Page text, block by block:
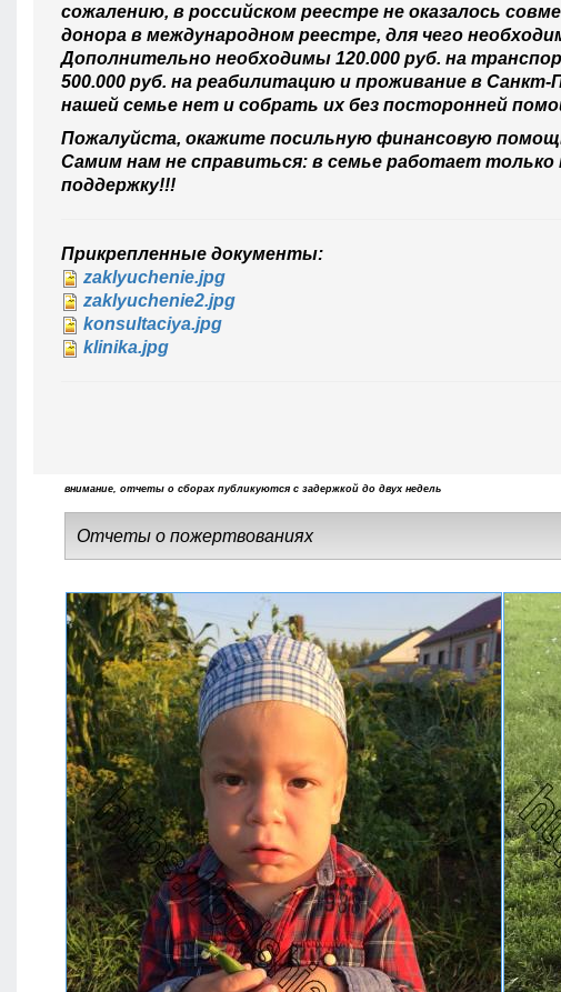
сожалению, в российском реестре не оказалось
донора в международном реестре, для чего
Дополнительно необходимы 120.000 руб. на
500.000 руб. на реабилитацию и проживание в
нашей семье нет и собрать их без посторонней
Пожалуйста, окажите посильную финансовую
Самим нам не справиться: в семье работает
поддержку!!!
Прикрепленные документы:
zaklyuchenie.jpg
zaklyuchenie2.jpg
konsultaciya.jpg
klinika.jpg
внимание, отчеты о сборах публикуются с задержкой до двух недель
Отчеты о пожертвованиях